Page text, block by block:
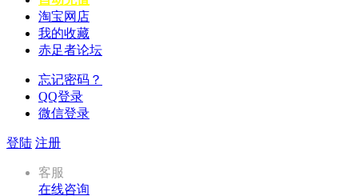
淘宝网店
我的收藏
赤足者论坛
忘记密码？
QQ登录
微信登录
登陆 注册
客服
在线咨询